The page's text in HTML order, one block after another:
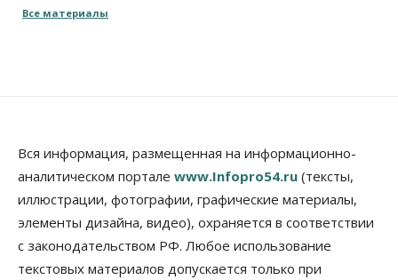
08 Августа 2026, 09:00
В Новосибирске прошёл митинг
против нового закона о памятниках
07 Августа 2026, 18:00
Бизнес
В аэропорту Толмачёво завершены работы по
бетонированию рулежных дорожек
07 Августа 2026, 17:00
Все материалы
Вся информация, размещенная на информационно-
аналитическом портале www.Infopro54.ru (тексты,
иллюстрации, фотографии, графические материалы,
элементы дизайна, видео), охраняется в соответствии
с законодательством РФ. Любое использование
текстовых материалов допускается только при